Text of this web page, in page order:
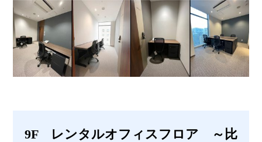
9F レンタルオフィスフロア ～比